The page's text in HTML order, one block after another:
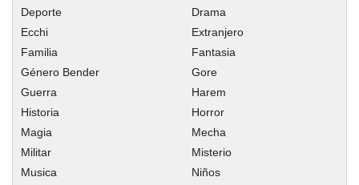
Deporte
Drama
Ecchi
Extranjero
Familia
Fantasia
Género Bender
Gore
Guerra
Harem
Historia
Horror
Magia
Mecha
Militar
Misterio
Musica
Niños